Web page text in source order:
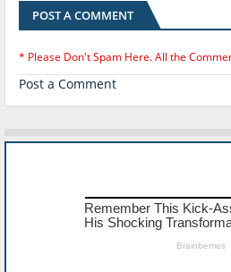
POST A COMMENT
* Please Don't Spam Here. All the
Post a Comment